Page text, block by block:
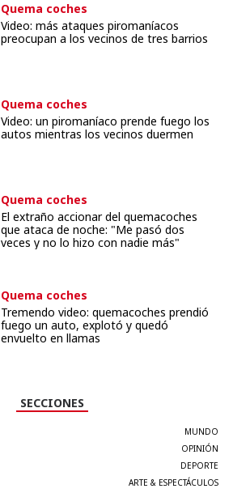
Quema coches
Video: más ataques piromaníacos
preocupan a los vecinos de tres barrios
Quema coches
Video: un piromaníaco prende fuego los
autos mientras los vecinos duermen
Quema coches
El extraño accionar del quemacoches
que ataca de noche: "Me pasó dos
veces y no lo hizo con nadie más"
Quema coches
Tremendo video: quemacoches prendió
fuego un auto, explotó y quedó
envuelto en llamas
SECCIONES
MUNDO
OPINIÓN
DEPORTE
ARTE & ESPECTÁCULOS